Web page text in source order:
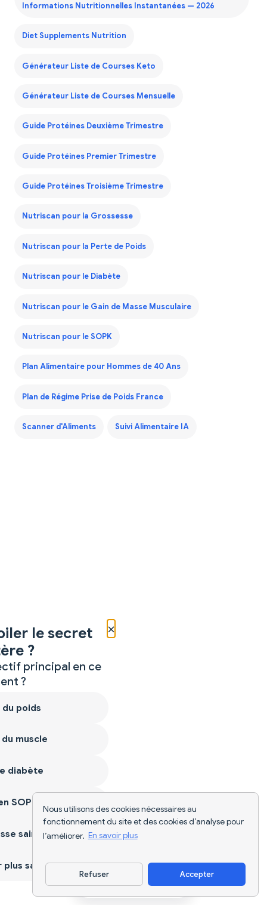
Nous utilisons des cookies nécessaires au
fonctionnement du site et des cookies d’analyse pour
l’améliorer. En savoir plus
Refuser Accepter
Informations Nutritionnelles Instantanées — 2026
Diet Supplements Nutrition
Générateur Liste de Courses Keto
Générateur Liste de Courses Mensuelle
Guide Protéines Deuxième Trimestre
Guide Protéines Premier Trimestre
Guide Protéines Troisième Trimestre
Nutriscan pour la Grossesse
Nutriscan pour la Perte de Poids
Nutriscan pour le Diabète
Nutriscan pour le Gain de Masse Musculaire
Nutriscan pour le SOPK
Plan Alimentaire pour Hommes de 40 Ans
Plan de Régime Prise de Poids France
Scanner d'Aliments Suivi Alimentaire IA
Télécharger l'appli
×
le secret
?
principal en ce
?
poids
muscle
diabète
SOPK
saine
sain